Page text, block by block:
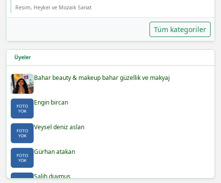
Resim, Heykel ve Mozaik Sanat
Tüm kategoriler
Üyeler
Bahar beauty & makeup bahar güzellik ve makyaj
Engin bircan
Veysel deniz aslan
Gürhan atakan
Salih duymuş